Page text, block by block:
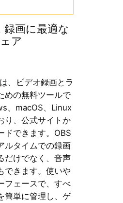
録画に最適な
ア
、ビデオ録画とラ
めの無料ツールで
、macOS、Linux
り、公式サイトか
ドできます。OBS
ルタイムでの録画
だけでなく、音声
できます。使いや
フェースで、すべ
簡単に管理し、ゲ